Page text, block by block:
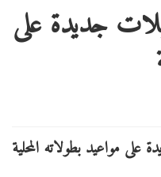
جديدة على